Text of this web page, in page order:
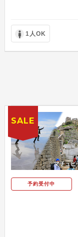
1人OK
予約受付中
SALE